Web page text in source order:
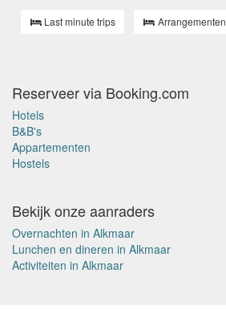
Last minute trips Arrangementen
Reserveer via Booking.com
Hotels
B&B's
Appartementen
Hostels
Bekijk onze aanraders
Overnachten in Alkmaar
Lunchen en dineren in Alkmaar
Activiteiten in Alkmaar